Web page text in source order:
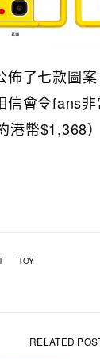
佈了七款圖
信會令fans
港幣$1,368
TOY
RELATED